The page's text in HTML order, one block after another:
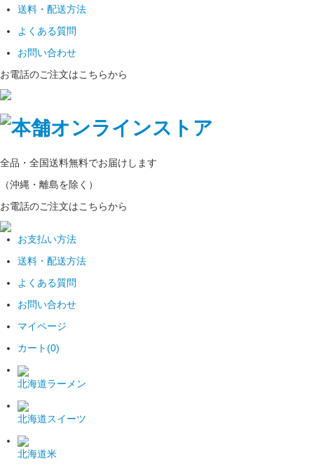
送料・配送方法
よくある質問
お問い合わせ
お電話のご注文はこちらから
全品・全国送料無料でお届けします
（沖縄・離島を除く）
お電話のご注文はこちらから
お支払い方法
送料・配送方法
よくある質問
お問い合わせ
マイページ
カート(0)
北海道ラーメン
北海道スイーツ
北海道米